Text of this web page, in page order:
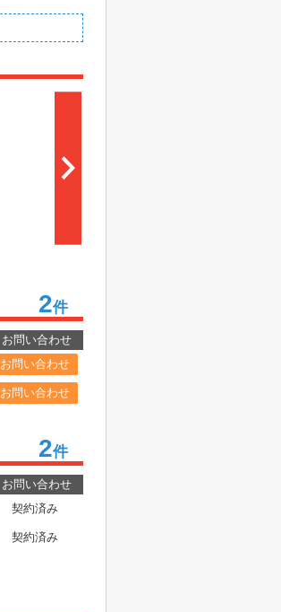
2件
お問い合わせ
お問い合わせ
お問い合わせ
2件
お問い合わせ
契約済み
契約済み